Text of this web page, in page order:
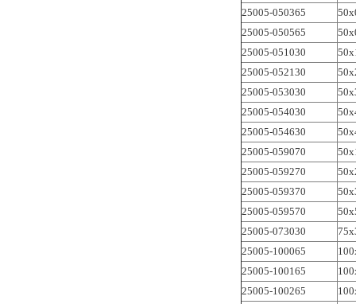
25005-050365
25005-050565
25005-051030
25005-052130
25005-053030
25005-054030
25005-054630
25005-059070
25005-059270
25005-059370
25005-059570
25005-073030
25005-100065
25005-100165
25005-100265